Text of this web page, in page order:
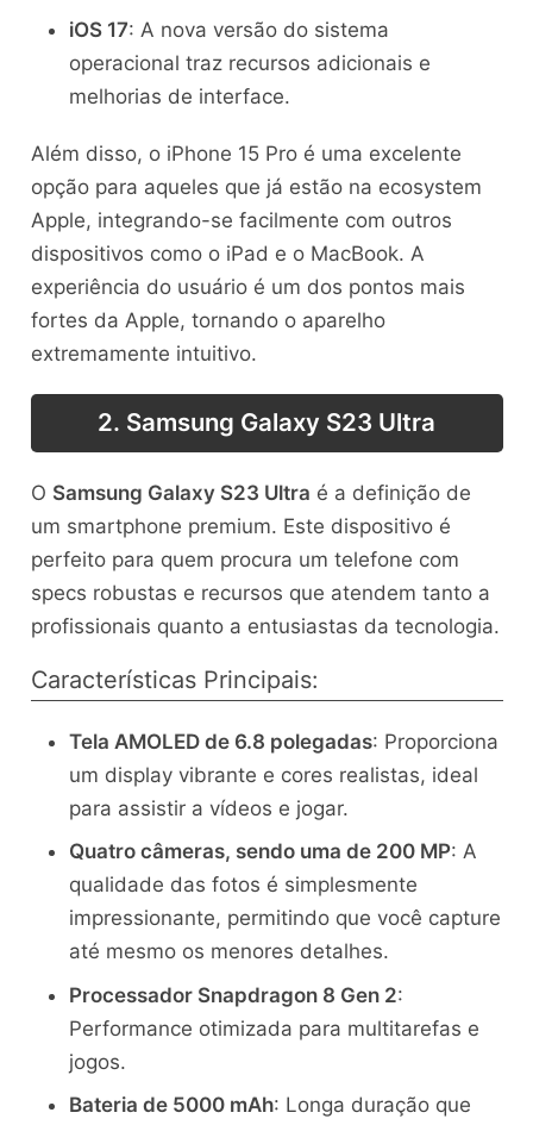
iOS 17: A nova versão do sistema
operacional traz recursos adicionais e
melhorias de interface.
Além disso, o iPhone 15 Pro é uma excelente
opção para aqueles que já estão na ecosystem
Apple, integrando-se facilmente com outros
dispositivos como o iPad e o MacBook. A
experiência do usuário é um dos pontos mais
fortes da Apple, tornando o aparelho
extremamente intuitivo.
2. Samsung Galaxy S23 Ultra
O Samsung Galaxy S23 Ultra é a definição de
um smartphone premium. Este dispositivo é
perfeito para quem procura um telefone com
specs robustas e recursos que atendem tanto a
profissionais quanto a entusiastas da tecnologia.
Características Principais:
Tela AMOLED de 6.8 polegadas: Proporciona
um display vibrante e cores realistas, ideal
para assistir a vídeos e jogar.
Quatro câmeras, sendo uma de 200 MP: A
qualidade das fotos é simplesmente
impressionante, permitindo que você capture
até mesmo os menores detalhes.
Processador Snapdragon 8 Gen 2:
Performance otimizada para multitarefas e
jogos.
Bateria de 5000 mAh: Longa duração que